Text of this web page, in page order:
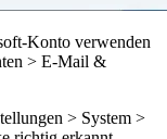
Konto verwenden
> E-Mail &
> System >